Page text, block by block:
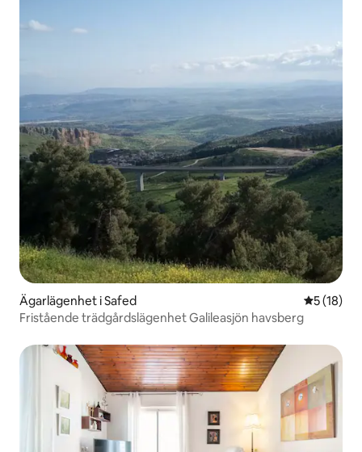
Ägarlägenhet i Safed 5 av 5 i
5 (18)
Fristående trädgårdslägenhet Galileasjön havsberg